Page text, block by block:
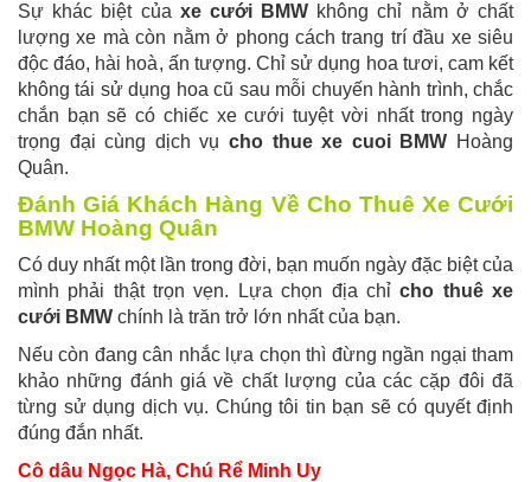
Sự khác biệt của xe cưới BMW không chỉ nằm ở chất
lượng xe mà còn nằm ở phong cách trang trí đầu xe siêu
độc đáo, hài hoà, ấn tượng. Chỉ sử dụng hoa tươi, cam kết
không tái sử dụng hoa cũ sau mỗi chuyến hành trình, chắc
chắn bạn sẽ có chiếc xe cưới tuyệt vời nhất trong ngày
trọng đại cùng dịch vụ cho thue xe cuoi BMW Hoàng
Quân.
Đánh Giá Khách Hàng Về Cho Thuê Xe Cưới
BMW Hoàng Quân
Có duy nhất một lần trong đời, bạn muốn ngày đặc biệt của
mình phải thật trọn vẹn. Lựa chọn địa chỉcho thuê xe
cưới BMW chính là trăn trở lớn nhất của bạn.
Nếu còn đang cân nhắc lựa chọn thì đừng ngần ngại tham
khảo những đánh giá về chất lượng của các cặp đôi đã
từng sử dụng dịch vụ. Chúng tôi tin bạn sẽ có quyết định
đúng đắn nhất.
Cô dâu Ngọc Hà, Chú Rể Minh Uy